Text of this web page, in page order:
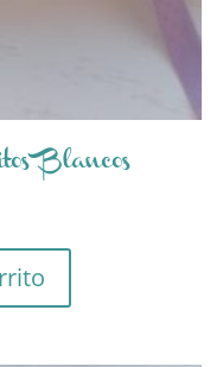
Blancos